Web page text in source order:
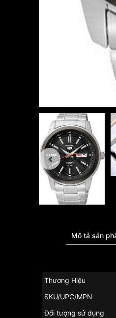
Mô tả sản
Thương Hiệu
SKU/UPC/MPN
Đối tượng sử dụng